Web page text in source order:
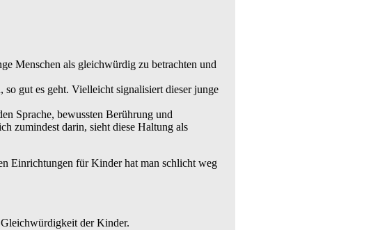
Menschen als gleichwürdig zu betrachten und
so gut es geht. Vielleicht signalisiert dieser junge
Sprache, bewussten Berührung und
zumindest darin, sieht diese Haltung als
Einrichtungen für Kinder hat man schlicht weg
der Kinder.